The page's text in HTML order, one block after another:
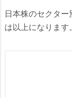
日本株のセクタ
は以上になります。